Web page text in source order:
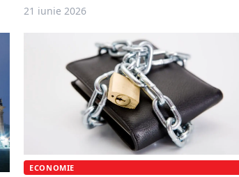
21 iunie 2026
ECONOMIE